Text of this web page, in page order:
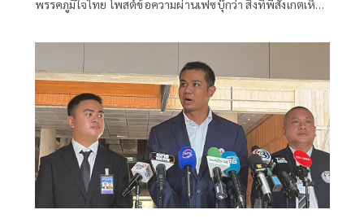
พรรคภูมิใจไทย โพสต์ข้อความผ่านเฟซบุ๊กว่า สิ่งที่พี่สังเกตเห็น
ที่เป็นพรรคที่ทุกฝั่งลืมได้ไงเนี้ย